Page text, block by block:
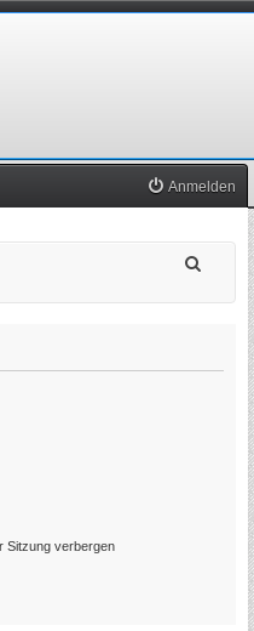
Anmelden
Sitzung verbergen